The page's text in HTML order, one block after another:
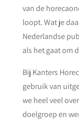
van de
loopt. Wat je
Nederlandse
als het gaat om
Bij Kanters
gebruik van
we heel veel
doelgroep en